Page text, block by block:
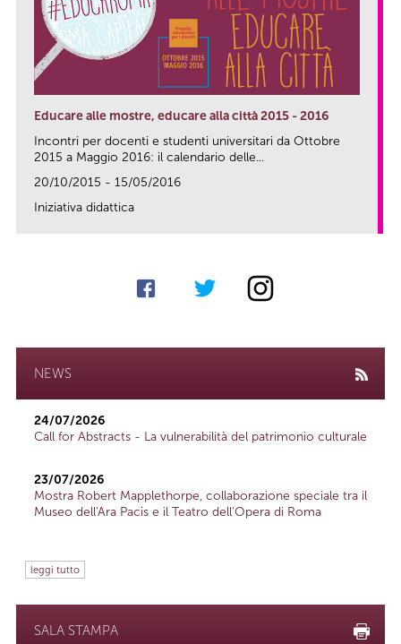
Educare alle mostre, educare alla città 2015 - 2016
Incontri per docenti e studenti universitari da Ottobre
2015 a Maggio 2016: il calendario delle...
20/10/2015 - 15/05/2016
Iniziativa didattica
NEWS
24/07/2026
Call for Abstracts - La vulnerabilità del patrimonio culturale
23/07/2026
Mostra Robert Mapplethorpe, collaborazione speciale tra il
Museo dell'Ara Pacis e il Teatro dell'Opera di Roma
leggi tutto
SALA STAMPA